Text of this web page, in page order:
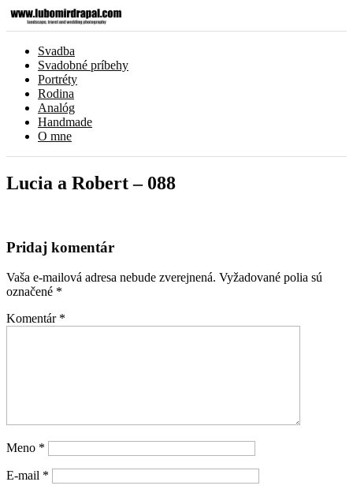
Svadba
Svadobné príbehy
Portréty
Rodina
Analóg
Handmade
O mne
Lucia a Robert – 088
Pridaj komentár
Vaša e-mailová adresa nebude zverejnená. Vyžadované polia sú
označené *
Komentár *
Meno *
E-mail *